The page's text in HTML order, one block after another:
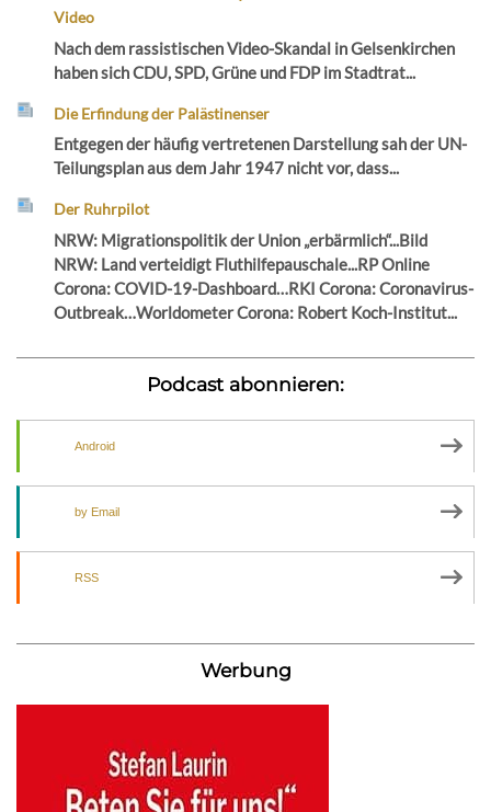
Video
Nach dem rassistischen Video-Skandal in Gelsenkirchen
haben sich CDU, SPD, Grüne und FDP im Stadtrat...
Die Erfindung der Palästinenser
Entgegen der häufig vertretenen Darstellung sah der UN-
Teilungsplan aus dem Jahr 1947 nicht vor, dass...
Der Ruhrpilot
NRW: Migrationspolitik der Union „erbärmlich“...Bild
NRW: Land verteidigt Fluthilfepauschale...RP Online
Corona: COVID-19-Dashboard…RKI Corona: Coronavirus-
Outbreak…Worldometer Corona: Robert Koch-Institut...
Podcast abonnieren:
Android
by Email
RSS
Werbung